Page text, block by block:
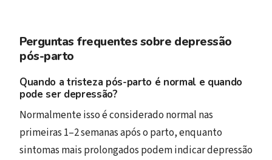
Perguntas frequentes sobre depressão
pós-parto
Quando a tristeza pós-parto é normal e quando
pode ser depressão?
Normalmente isso é considerado normal nas
primeiras 1–2 semanas após o parto, enquanto
sintomas mais prolongados podem indicar depressão